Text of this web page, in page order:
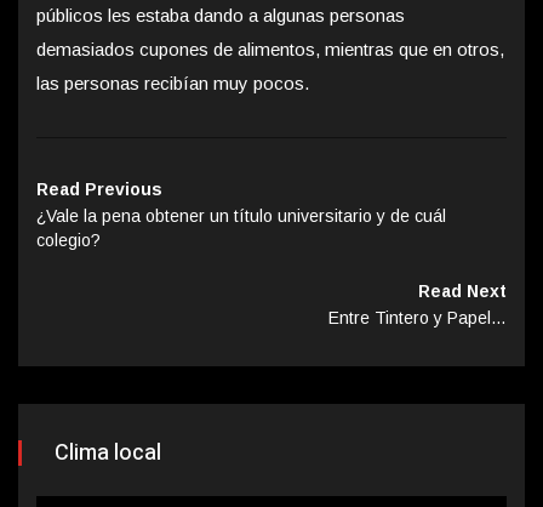
públicos les estaba dando a algunas personas
demasiados cupones de alimentos, mientras que en otros,
las personas recibían muy pocos.
Read Previous
¿Vale la pena obtener un título universitario y de cuál
colegio?
Read Next
Entre Tintero y Papel…
Clima local